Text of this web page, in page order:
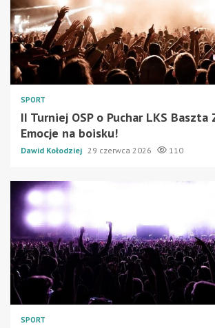
SPORT
II Turniej OSP o Puchar LKS Baszta
Emocje na boisku!
Dawid Kołodziej 29 czerwca 2026 110
SPORT